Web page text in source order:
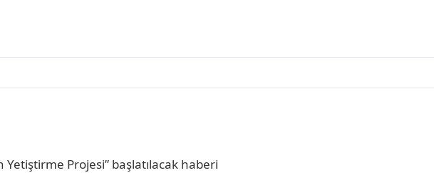
Yetiştirme Projesi” başlatılacak haberi